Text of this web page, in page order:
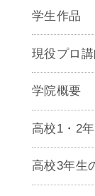
学生作品
現役プロ
学院概要
高校1・2
高校3年生